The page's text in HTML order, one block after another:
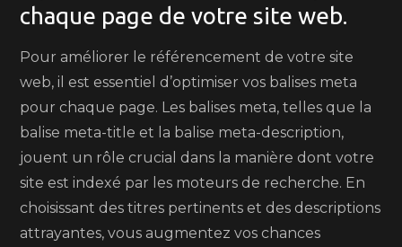
chaque page de votre site web.
Pour améliorer le référencement de votre site
web, il est essentiel d’optimiser vos balises meta
pour chaque page. Les balises meta, telles que la
balise meta-title et la balise meta-description,
jouent un rôle crucial dans la manière dont votre
site est indexé par les moteurs de recherche. En
choisissant des titres pertinents et des descriptions
attrayantes, vous augmentez vos chances